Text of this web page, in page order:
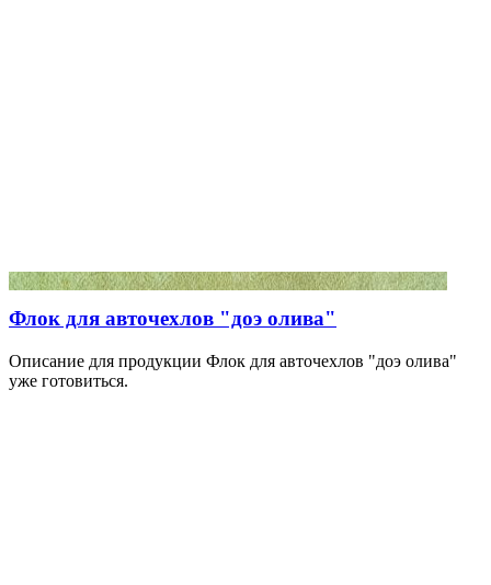
Флок для авточехлов "доэ олива"
Описание для продукции Флок для авточехлов "доэ олива"
уже готовиться.